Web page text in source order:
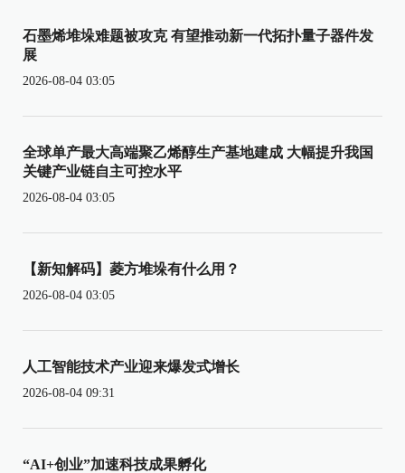
石墨烯堆垛难题被攻克 有望推动新一代拓扑量子器件发
展
2026-08-04 03:05
全球单产最大高端聚乙烯醇生产基地建成 大幅提升我国
关键产业链自主可控水平
2026-08-04 03:05
【新知解码】菱方堆垛有什么用？
2026-08-04 03:05
人工智能技术产业迎来爆发式增长
2026-08-04 09:31
“AI+创业”加速科技成果孵化